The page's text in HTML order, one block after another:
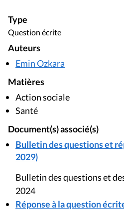
Type
Question écrite
Auteurs
Emin Ozkara
Matières
Action sociale
Santé
Document(s) associé(s)
Bulletin des questions et
2029)
Bulletin des questions et
2024
Réponse à la question